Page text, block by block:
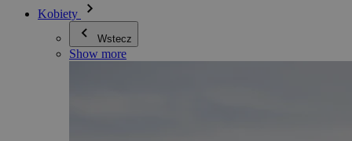
Kobiety
Wstecz
Show more